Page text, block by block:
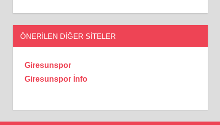
ÖNERILEN DIĞER SITELER
Giresunspor
Giresunspor İnfo